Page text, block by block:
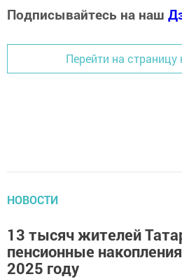
Подписывайтесь на наш
Перейти на страницу
НОВОСТИ
13 тысяч жителей
пенсионные
2025 году